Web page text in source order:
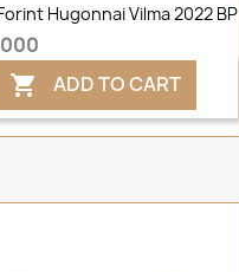
Hugonnai Vilma 2022 BP
 ADD TO CART